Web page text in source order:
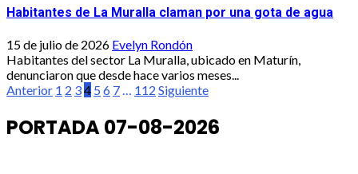
Habitantes de La Muralla claman por una gota de agua
15 de julio de 2026 Evelyn Rondón
Habitantes del sector La Muralla, ubicado en Maturín,
denunciaron que desde hace varios meses...
Paginación
de
Anterior 1 2 34 5 6 7… 112 Siguiente
PORTADA 07-08-2026